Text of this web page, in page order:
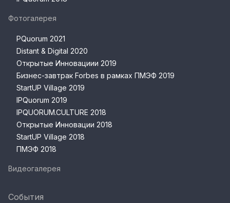
Фотогалерея
PQuorum 2021
Distant & Digital 2020
Открытые Инновациии 2019
Бизнес-завтрак Forbes в рамках ПМЭФ 2019
StartUP Village 2019
IPQuorum 2019
IPQUORUM.CULTURE 2018
Открытые Инновации 2018
StartUP Village 2018
ПМЭФ 2018
Видеогалерея
События